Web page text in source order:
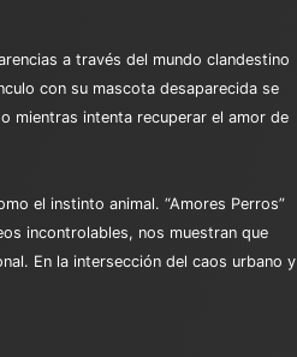
a través del mundo clandestino
con su mascota desaparecida se
mientras intenta recuperar el amor de
el instinto animal. “Amores Perros”
incontrolables, nos muestran que
En la intersección del caos urbano y